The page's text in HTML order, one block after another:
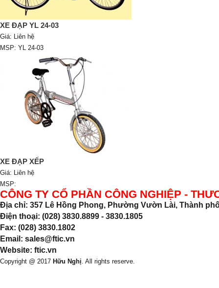
XE ĐẠP YL 24-03
Giá: Liên hệ
MSP: YL 24-03
XE ĐẠP XẾP
Giá: Liên hệ
MSP:
CÔNG TY CỔ PHẦN CÔNG NGHIỆP -
Địa chỉ: 357 Lê Hồng Phong, Phường Vườn Lài, Thành
Điện thoại: (028) 3830.8899 - 3830.1805
Fax: (028) 3830.1802
Email: sales@ftic.vn
Website: ftic.vn
Copyright @ 2017 Hữu Nghị. All rights reserve.